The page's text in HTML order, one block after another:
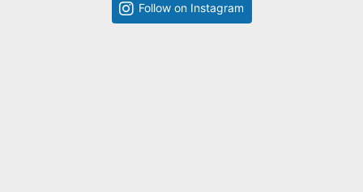
Follow on Instagram